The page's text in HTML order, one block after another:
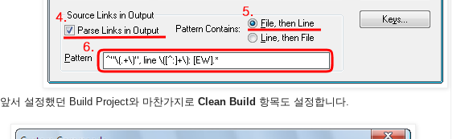
앞서 설정했던 Build Project와 마찬가지로 Clean Build 항목도 설정합니다.